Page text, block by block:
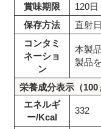
賞味期限
120
保存方法
直射
コンタミ
ネーショ
ン
本製
製品
栄養成分表示（100
エネルギ
ー/Kcal
332